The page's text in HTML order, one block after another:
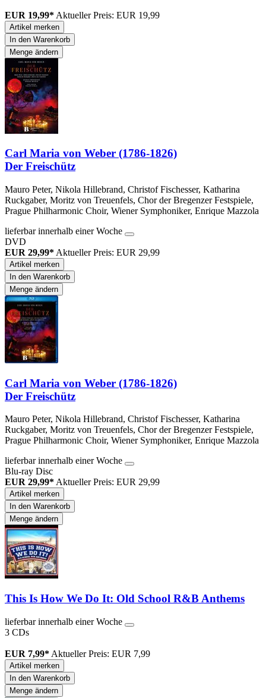
EUR 19,99* Aktueller Preis: EUR 19,99
Artikel merken
In den Warenkorb
Menge ändern
Carl Maria von Weber (1786-1826)
Der Freischütz
Mauro Peter, Nikola Hillebrand, Christof Fischesser, Katharina
Ruckgaber, Moritz von Treuenfels, Chor der Bregenzer Festspiele,
Prague Philharmonic Choir, Wiener Symphoniker, Enrique Mazzola
lieferbar innerhalb einer Woche
DVD
EUR 29,99* Aktueller Preis: EUR 29,99
Artikel merken
In den Warenkorb
Menge ändern
Carl Maria von Weber (1786-1826)
Der Freischütz
Mauro Peter, Nikola Hillebrand, Christof Fischesser, Katharina
Ruckgaber, Moritz von Treuenfels, Chor der Bregenzer Festspiele,
Prague Philharmonic Choir, Wiener Symphoniker, Enrique Mazzola
lieferbar innerhalb einer Woche
Blu-ray Disc
EUR 29,99*Aktueller Preis: EUR 29,99
Artikel merken
In den Warenkorb
Menge ändern
This Is How We Do It: Old School R&B Anthems
lieferbar innerhalb einer Woche
3 CDs
EUR 7,99* Aktueller Preis: EUR 7,99
Artikel merken
In den Warenkorb
Menge ändern